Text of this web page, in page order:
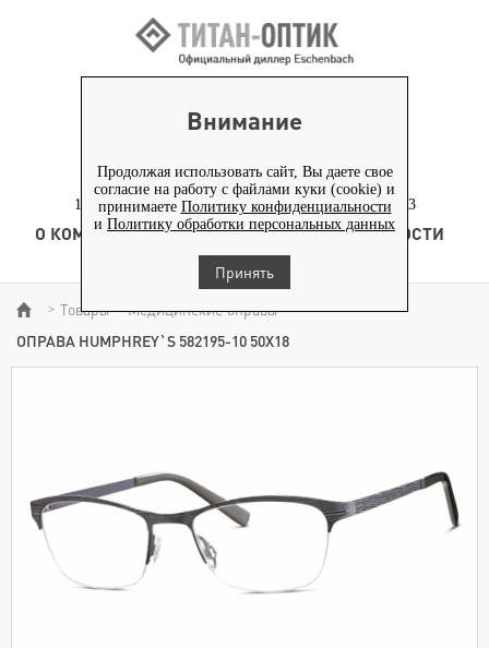
Внимание
Продолжая использовать сайт, Вы даете свое
согласие на работу с файлами куки (cookie) и
принимаете Политику конфиденциальности
и Политику обработки персональных данных
Принять
+7 (495) 653-82-70
117186, г. Москва, Севастопольский проспект, д. 23
О КОМПАНИИ ТОВАРЫ ТЕХНОЛОГИЯ
НОВОСТИ
КОНТЕНТ
> Товары > Медицинские оправы >
ОПРАВА HUMPHREY`S 582195-10 50Х18